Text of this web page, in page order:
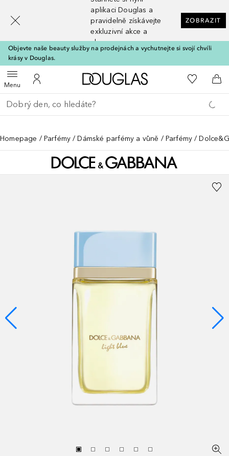
aplikaci Douglas a
pravidelně získávejte
exkluzivní akce a
slevy
ZOBRAZIT
Objevte naše beauty služby na prodejnách a vychutnejte si svojí chvíli
krásy v Douglas.
MenuOtevřít menuK mému účtu
Domů K mému
Do
Vraťte se
Proveďte vyhledávání
Homepage Parfémy Dámské parfémy a vůně Parfémy
[navigation.slideout.screenreader]